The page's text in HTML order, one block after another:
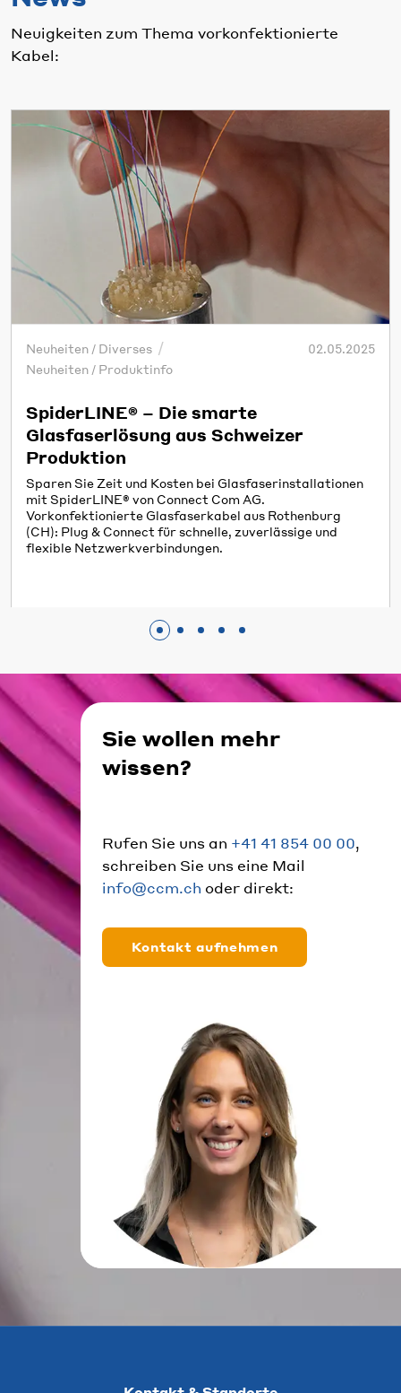
Neuigkeiten zum Thema vorkonfektionierte
Kabel:
Neuheiten / Diverses
Neuheiten / Produktinfo
02.05.2025
SpiderLINE® – Die smarte
Glasfaserlösung aus Schweizer
Produktion
Sparen Sie Zeit und Kosten bei Glasfaserinstallationen
mit SpiderLINE® von Connect Com AG.
Vorkonfektionierte Glasfaserkabel aus Rothenburg
(CH): Plug & Connect für schnelle, zuverlässige und
flexible Netzwerkverbindungen.
Sie wollen mehr
wissen?
Rufen Sie uns an +41 41 854 00 00,
schreiben Sie uns eine Mail
info@ccm.ch oder direkt:
Kontakt aufnehmen